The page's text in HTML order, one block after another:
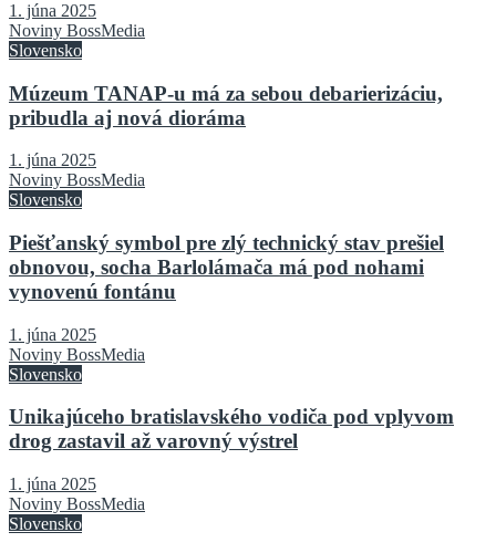
1. júna 2025
Noviny BossMedia
Slovensko
Múzeum TANAP-u má za sebou debarierizáciu,
pribudla aj nová dioráma
1. júna 2025
Noviny BossMedia
Slovensko
Piešťanský symbol pre zlý technický stav prešiel
obnovou, socha Barlolámača má pod nohami
vynovenú fontánu
1. júna 2025
Noviny BossMedia
Slovensko
Unikajúceho bratislavského vodiča pod vplyvom
drog zastavil až varovný výstrel
1. júna 2025
Noviny BossMedia
Slovensko